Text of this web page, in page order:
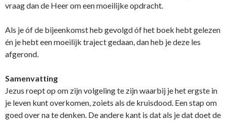
vraag dan de Heer om een moeilijke opdracht.
Als je óf de bijeenkomst heb gevolgd óf het boek hebt gelezen
én je hebt een moeilijk traject gedaan, dan heb je deze les
afgerond.
Samenvatting
Jezus roept op om zijn volgeling te zijn waarbij je het ergste in
je leven kunt overkomen, zoiets als de kruisdood. Een stap om
goed over na te denken. De andere kant is dat als je dat doet de